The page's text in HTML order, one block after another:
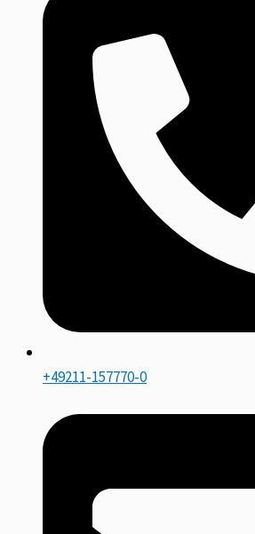
+49211-157770-0